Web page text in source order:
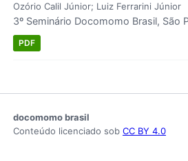
Ozório Calil Júnior; Luiz Ferrarini Júnior
3º Seminário Docomomo Brasil, São
PDF
docomomo brasil
Conteúdo licenciado sob CC BY 4.0